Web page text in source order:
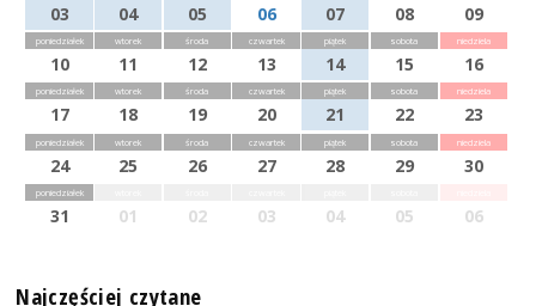
03 04 05 06 07 08 09
poniedziałek
10
wtorek
11
środa
12
czwartek
13
piątek
14
sobota
15
niedziela
16
poniedziałek
17
wtorek
18
środa
19
czwartek
20
piątek
21
sobota
22
niedziela
23
poniedziałek
24
wtorek
25
środa
26
czwartek
27
piątek
28
sobota
29
niedziela
30
poniedziałek
31 01 02 03 04 05 06
Najczęściej czytane